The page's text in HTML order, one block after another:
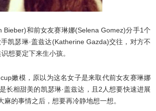
和前女友赛琳娜(Selena Gomez)分手1个
凯瑟琳·盖兹达(Katherine Gazda)交往，对方不
识想要定下来生小孩。
嫩模，原以为这名女子是来取代前女友赛琳娜
长相甜美的凯瑟琳·盖兹达，且2人想要快速进展
麻的事情之后，想要再冷静地想一想。